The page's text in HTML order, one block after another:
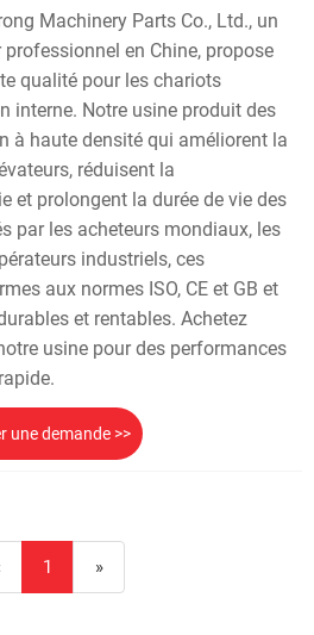
Machinery Parts Co., Ltd., un
en Chine, propose
qualité pour les chariots
interne. Notre usine produit des
à haute densité qui améliorent la
réduisent la
et prolongent la durée de vie des
par les acheteurs mondiaux, les
industriels, ces
aux normes ISO, CE et GB et
et rentables. Achetez
usine pour des performances
une demande >>
1 »